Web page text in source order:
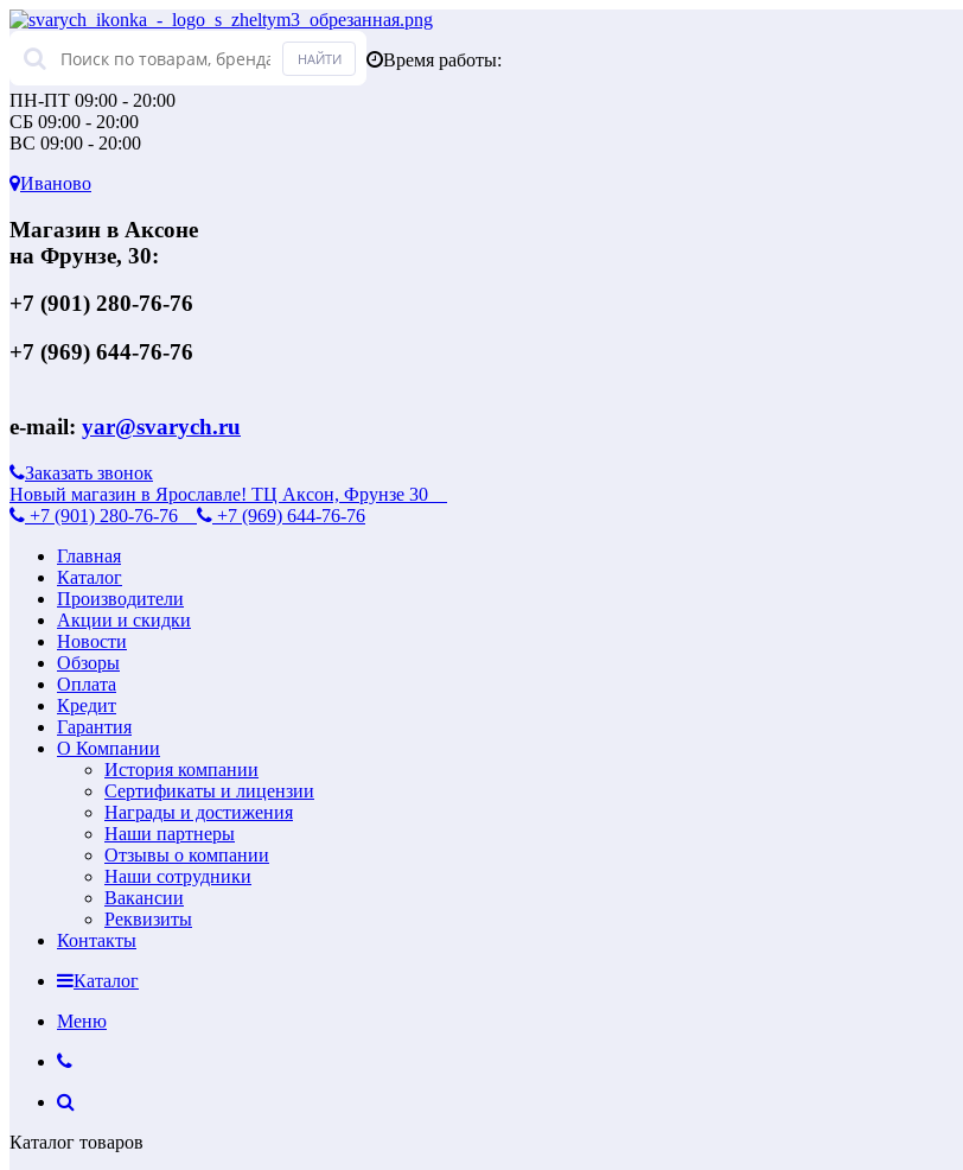
Время работы:
ПН-ПТ 09:00 - 20:00
СБ 09:00 - 20:00
ВС 09:00 - 20:00
Иваново
Магазин в Аксоне
на Фрунзе, 30:
+7 (901) 280-76-76
+7 (969) 644-76-76
e-mail: yar@svarych.ru
Заказать звонок
Новый магазин в Ярославле! ТЦ Аксон, Фрунзе 30
+7 (901) 280-76-76
+7 (969) 644-76-76
Главная
Каталог
Производители
Акции и скидки
Новости
Обзоры
Оплата
Кредит
Гарантия
О Компании
История компании
Сертификаты и лицензии
Награды и достижения
Наши партнеры
Отзывы о компании
Наши сотрудники
Вакансии
Реквизиты
Контакты
Каталог
Меню
Каталог товаров